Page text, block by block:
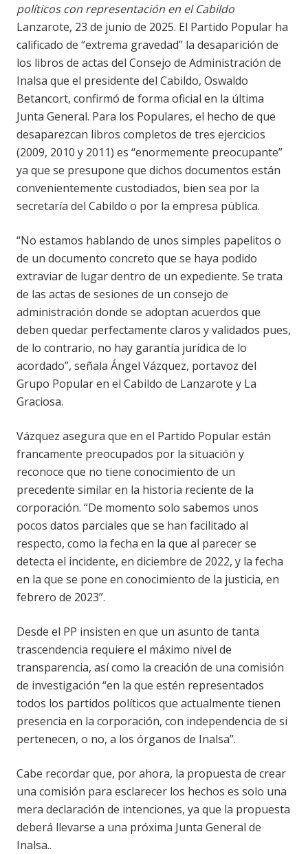
políticos con representación en el Cabildo
Lanzarote, 23 de junio de 2025. El Partido Popular ha
calificado de “extrema gravedad” la desaparición de
los libros de actas del Consejo de Administración de
Inalsa que el presidente del Cabildo, Oswaldo
Betancort, confirmó de forma oficial en la última
Junta General. Para los Populares, el hecho de que
desaparezcan libros completos de tres ejercicios
(2009, 2010 y 2011) es “enormemente preocupante”
ya que se presupone que dichos documentos están
convenientemente custodiados, bien sea por la
secretaría del Cabildo o por la empresa pública.
“No estamos hablando de unos simples papelitos o
de un documento concreto que se haya podido
extraviar de lugar dentro de un expediente. Se trata
de las actas de sesiones de un consejo de
administración donde se adoptan acuerdos que
deben quedar perfectamente claros y validados pues,
de lo contrario, no hay garantía jurídica de lo
acordado”, señala Ángel Vázquez, portavoz del
Grupo Popular en el Cabildo de Lanzarote y La
Graciosa.
Vázquez asegura que en el Partido Popular están
francamente preocupados por la situación y
reconoce que no tiene conocimiento de un
precedente similar en la historia reciente de la
corporación. “De momento solo sabemos unos
pocos datos parciales que se han facilitado al
respecto, como la fecha en la que al parecer se
detecta el incidente, en diciembre de 2022, y la fecha
en la que se pone en conocimiento de la justicia, en
febrero de 2023”.
Desde el PP insisten en que un asunto de tanta
trascendencia requiere el máximo nivel de
transparencia, así como la creación de una comisión
de investigación “en la que estén representados
todos los partidos políticos que actualmente tienen
presencia en la corporación, con independencia de si
pertenecen, o no, a los órganos de Inalsa”.
Cabe recordar que, por ahora, la propuesta de crear
una comisión para esclarecer los hechos es solo una
mera declaración de intenciones, ya que la propuesta
deberá llevarse a una próxima Junta General de
Inalsa..